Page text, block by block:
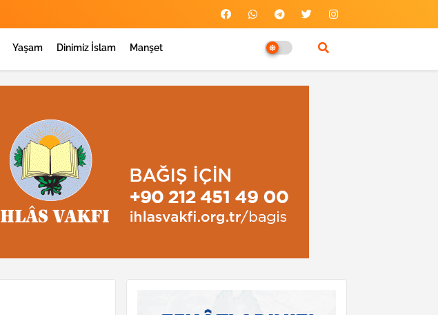
Yaşam Dinimiz İslam Manşet